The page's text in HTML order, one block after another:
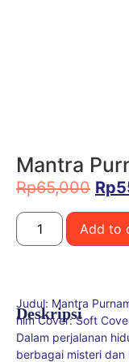
Mantra
Rp65,000 Rp
Add to
Deskripsi
Judul: Mantra
hlm Cover: Soft
Dalam perjalanan
berbagai misteri